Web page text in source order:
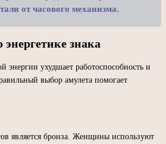
от часового механизма.
энергетике знака
энергии ухудшает работоспособность и
выбор амулета помогает
является бронза. Женщины используют